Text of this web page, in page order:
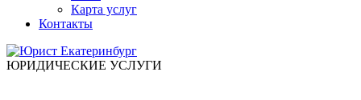
Карта услуг
Контакты
ЮРИДИЧЕСКИЕ УСЛУГИ